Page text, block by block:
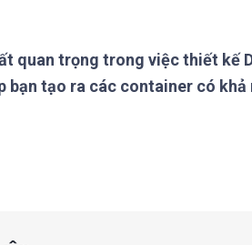
quan trọng trong việc thiết kế
bạn tạo ra các container có khả